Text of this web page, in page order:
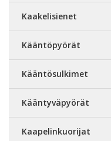
Kaakelisienet
Kääntöpyörät
Kääntösulkimet
Kääntyväpyörät
Kaapelinkuorijat